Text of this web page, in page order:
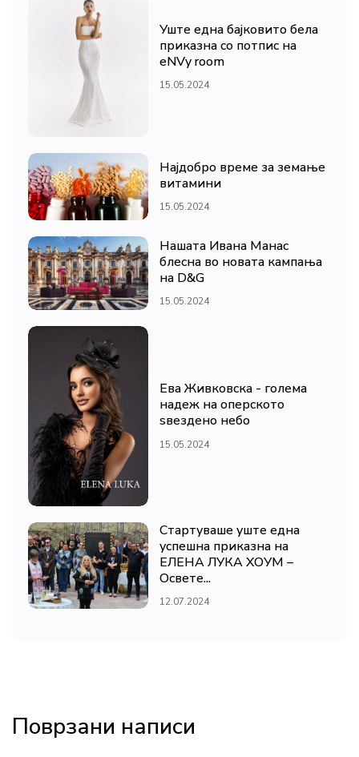
Уште една бајковито бела
приказна со потпис на
eNVy room
15.05.2024
Најдобро време за земање
витамини
15.05.2024
Нашата Ивана Манас
блесна во новата кампања
на D&G
15.05.2024
Ева Живковска - голема
надеж на оперското
ѕвездено небо
15.05.2024
Стартуваше уште една
успешна приказна на
ЕЛЕНА ЛУКА ХОУМ –
Освете...
12.07.2024
Поврзани написи